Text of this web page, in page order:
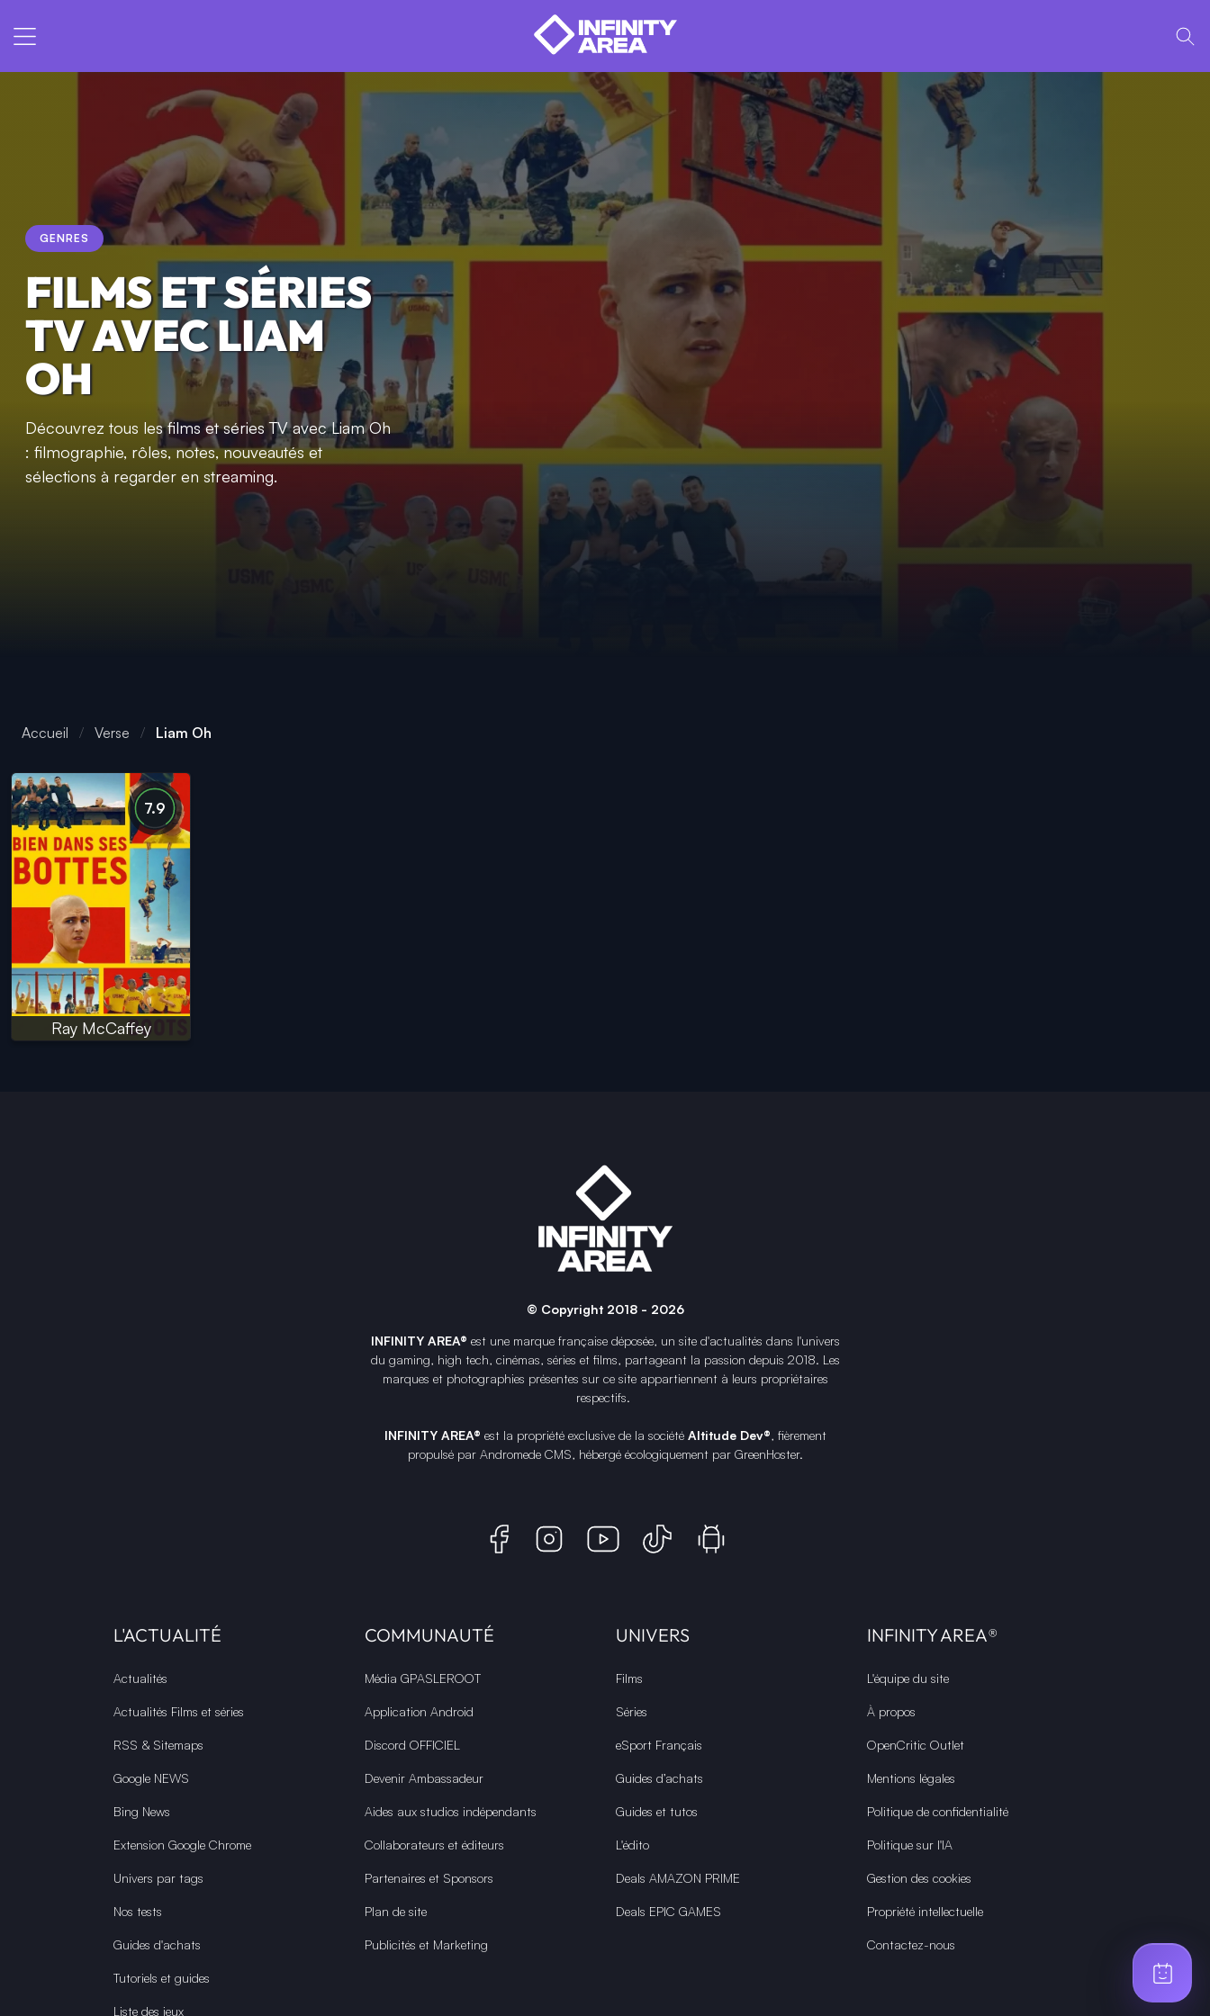
GENRES
FILMS ET SÉRIES
TV AVEC LIAM
OH
Découvrez tous les films et séries TV avec Liam Oh
: filmographie, rôles, notes, nouveautés et
sélections à regarder en streaming.
Accueil Verse Liam Oh
7.9
Ray McCaffey
© Copyright 2018 - 2026
INFINITY AREA® est une marque françaisedéposée, un site d'actualités dans l'univers
du gaming, high tech, cinémas, séries et films, partageant la passion depuis 2018. Les
marques et photographies présentes sur ce site appartiennent à leurs propriétaires
respectifs.
INFINITY AREA® est la propriété exclusive de la société Altitude Dev®, fièrement
propulsé par Andromede CMS, hébergé écologiquement par GreenHoster.
L'ACTUALITÉ
Actualités
Actualités Films et séries
RSS & Sitemaps
Google NEWS
Bing News
Extension Google Chrome
Univers par tags
Nos tests
Guides d'achats
Tutoriels et guides
Liste des jeux
COMMUNAUTÉ
Média GPASLEROOT
Application Android
Discord OFFICIEL
Devenir Ambassadeur
Aides aux studios indépendants
Collaborateurs et éditeurs
Partenaires et Sponsors
Plan de site
Publicités et Marketing
UNIVERS
Films
Séries
eSport Français
Guides d’achats
Guides et tutos
L'édito
Deals AMAZON PRIME
Deals EPIC GAMES
INFINITY AREA®
L'équipe du site
À propos
OpenCritic Outlet
Mentions légales
Politique de confidentialité
Politique sur l'IA
Gestion des cookies
Propriété intellectuelle
Contactez-nous